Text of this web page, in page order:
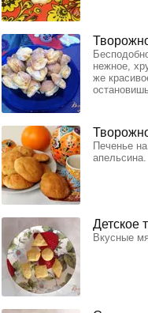
нежное,
же
Печенье
апельсина.
Детское
Вкусные